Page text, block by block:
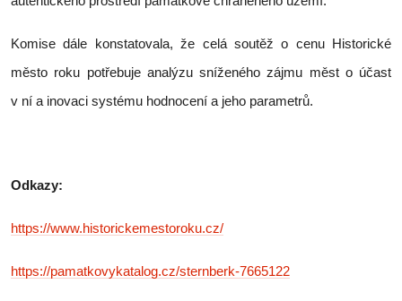
Komise dále konstatovala, že celá soutěž o cenu Historické
město roku potřebuje analýzu sníženého zájmu měst o účast
v ní a inovaci systému hodnocení a jeho parametrů.
Odkazy:
https://www.historickemestoroku.cz/
https://pamatkovykatalog.cz/sternberk-7665122